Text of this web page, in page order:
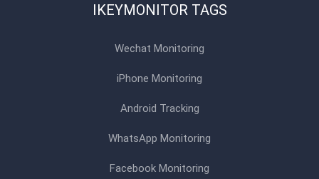
IKEYMONITOR TAGS
Wechat Monitoring
iPhone Monitoring
Android Tracking
WhatsApp Monitoring
Facebook Monitoring